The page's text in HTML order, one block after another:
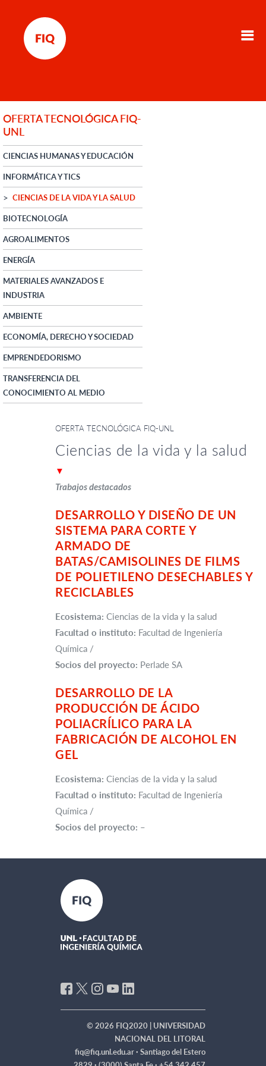
OFERTA TECNOLÓGICA FIQ-
UNL
CIENCIAS HUMANAS Y EDUCACIÓN
INFORMÁTICA Y TICS
CIENCIAS DE LA VIDA Y LA SALUD
BIOTECNOLOGÍA
AGROALIMENTOS
ENERGÍA
MATERIALES AVANZADOS E
INDUSTRIA
AMBIENTE
ECONOMÍA, DERECHO Y SOCIEDAD
EMPRENDEDORISMO
TRANSFERENCIA DEL
CONOCIMIENTO AL MEDIO
OFERTA TECNOLÓGICA FIQ-UNL
Ciencias de la vida y la salud
▼
Trabajos destacados
DESARROLLO Y DISEÑO DE UN
SISTEMA PARA CORTE Y
ARMADO DE
BATAS/CAMISOLINES DE FILMS
DE POLIETILENO DESECHABLES Y
RECICLABLES
Ecosistema: Ciencias de la vida y la salud
Facultad o instituto: Facultad de Ingeniería
Química /
Socios del proyecto: Perlade SA
DESARROLLO DE LA
PRODUCCIÓN DE ÁCIDO
POLIACRÍLICO PARA LA
FABRICACIÓN DE ALCOHOL EN
GEL
Ecosistema: Ciencias de la vida y la salud
Facultad o instituto: Facultad de Ingeniería
Química /
Socios del proyecto: –
© 2026 FIQ2020 | UNIVERSIDAD
NACIONAL DEL LITORAL
fiq@fiq.unl.edu.ar ·Santiago del Estero